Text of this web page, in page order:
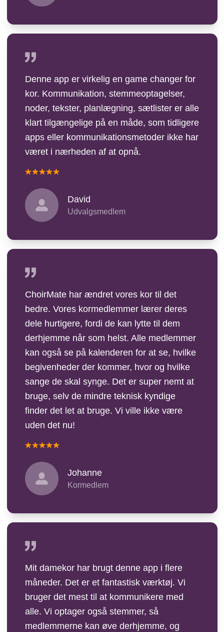
Denne app er virkelig en game changer for
kor. Kommunikation, stemmeoptagelser,
noder, tekster, planlægning, sætlister er alle
klart tilgængelige på en måde, som tidligere
apps eller kommunikationsmetoder ikke har
været i nærheden af at opnå.
David
Udvalgsmedlem
ChoirMate har ændret vores kor til det
bedre. Vores kormedlemmer lærer deres
dele hurtigere, fordi de kan lytte til dem
derhjemme når som helst. Alle medlemmer
kan også se på kalenderen for at se, hvilke
begivenheder der kommer, hvor og hvilke
sange de skal synge. Det er super nemt at
bruge, selv de mindre teknisk kyndige
finder det let at bruge. Vi ville ikke være
uden det nu!
Johanne
Kormedlem
Mit damekor har brugt denne app i flere
måneder. Det er et fantastisk værktøj. Vi
bruger det mest til at kommunikere med
alle. Vi optager også stemmer, så
medlemmerne kan øve derhjemme, og